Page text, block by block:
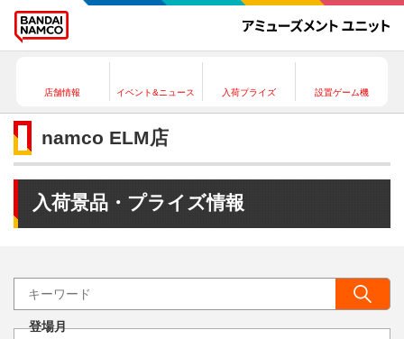
店舗情報 イベント&ニュース 入荷プライズ 設置ゲーム機
namco ELM店
入荷景品・プライズ情報
登場月